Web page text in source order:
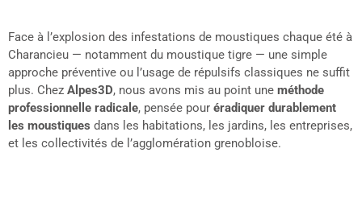
Face à l’explosion des infestations de moustiques chaque été à
Charancieu — notamment du moustique tigre — une simple
approche préventive ou l’usage de répulsifs classiques ne suffit
plus. Chez Alpes3D, nous avons mis au point une méthode
professionnelle radicale, pensée pour éradiquer durablement
les moustiques dans les habitations, les jardins, les entreprises,
et les collectivités de l’agglomération grenobloise.